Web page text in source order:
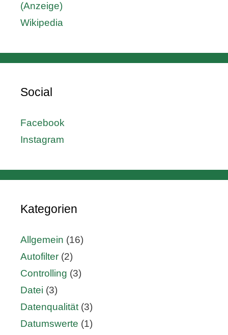
(Anzeige)
Wikipedia
Social
Facebook
Instagram
Kategorien
Allgemein (16)
Autofilter (2)
Controlling (3)
Datei (3)
Datenqualität(3)
Datumswerte (1)